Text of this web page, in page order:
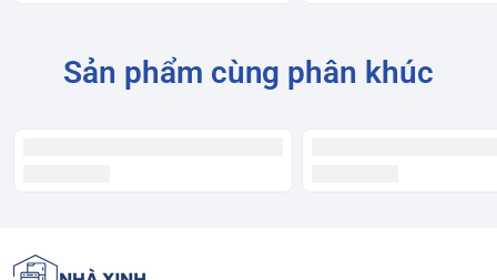
bảo vệ quần áo khỏi bị sấy quá khô.
Tính năng Wrinkle Shield (Chống nhăn):Khi chu trình sấy
bền bỉ.
Sản phẩm cùng phân khúc